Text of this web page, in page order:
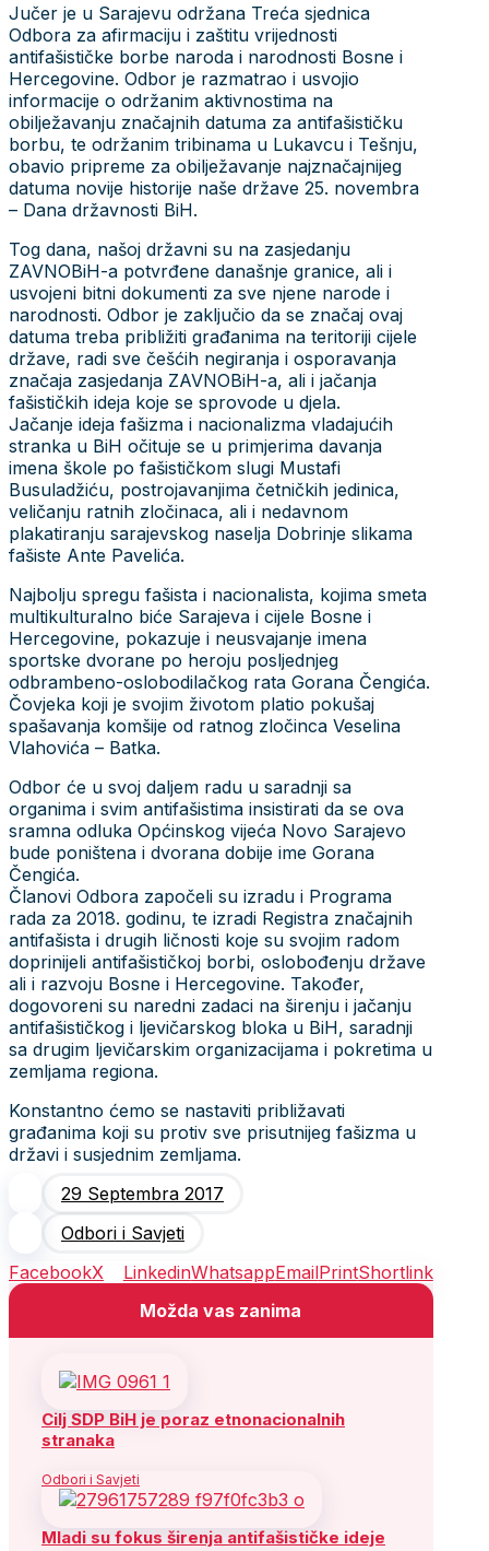
Jučer je u Sarajevu održana Treća sjednica
Odbora za afirmaciju i zaštitu vrijednosti
antifašističke borbe naroda i narodnosti Bosne i
Hercegovine. Odbor je razmatrao i usvojio
informacije o održanim aktivnostima na
obilježavanju značajnih datuma za antifašističku
borbu, te održanim tribinama u Lukavcu i Tešnju,
obavio pripreme za obilježavanje najznačajnijeg
datuma novije historije naše države 25. novembra
– Dana državnosti BiH.
Tog dana, našoj državni su na zasjedanju
ZAVNOBiH-a potvrđene današnje granice, ali i
usvojeni bitni dokumenti za sve njene narode i
narodnosti. Odbor je zaključio da se značaj ovaj
datuma treba približiti građanima na teritoriji cijele
države, radi sve češćih negiranja i osporavanja
značaja zasjedanja ZAVNOBiH-a, ali i jačanja
fašističkih ideja koje se sprovode u djela.
Jačanje ideja fašizma i nacionalizma vladajućih
stranka u BiH očituje se u primjerima davanja
imena škole po fašističkom slugi Mustafi
Busuladžiću, postrojavanjima četničkih jedinica,
veličanju ratnih zločinaca, ali i nedavnom
plakatiranju sarajevskog naselja Dobrinje slikama
fašiste Ante Pavelića.
Najbolju spregu fašista i nacionalista, kojima smeta
multikulturalno biće Sarajeva i cijele Bosne i
Hercegovine, pokazuje i neusvajanje imena
sportske dvorane po heroju posljednjeg
odbrambeno-oslobodilačkog rata Gorana Čengića.
Čovjeka koji je svojim životom platio pokušaj
spašavanja komšije od ratnog zločinca Veselina
Vlahovića – Batka.
Odbor će u svoj daljem radu u saradnji sa
organima i svim antifašistima insistirati da se ova
sramna odluka Općinskog vijeća Novo Sarajevo
bude poništena i dvorana dobije ime Gorana
Čengića.
Članovi Odbora započeli su izradu i Programa
rada za 2018. godinu, te izradi Registra značajnih
antifašista i drugih ličnosti koje su svojim radom
doprinijeli antifašističkoj borbi, oslobođenju države
ali i razvoju Bosne i Hercegovine. Također,
dogovoreni su naredni zadaci na širenju i jačanju
antifašističkog i ljevičarskog bloka u BiH, saradnji
sa drugim ljevičarskim organizacijama i pokretima u
zemljama regiona.
Konstantno ćemo se nastaviti približavati
građanima koji su protiv sve prisutnijeg fašizma u
državi i susjednim zemljama.
29 Septembra 2017
Odbori i Savjeti
FacebookX LinkedinWhatsappEmailPrintShortlink
Možda vas zanima
Cilj SDP BiH je poraz etnonacionalnih
stranaka
Odbori i Savjeti
Mladi su fokus širenja antifašističke ideje